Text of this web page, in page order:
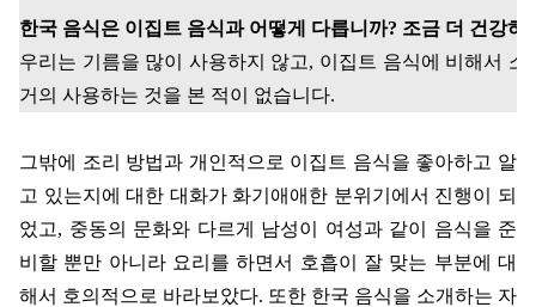
한국 음식은 이집트 음식과 어떻게 다릅니까? 조금 더 건강하
우리는 기름을 많이 사용하지 않고, 이집트 음식에 비해서 소
거의 사용하는 것을 본 적이 없습니다.
그밖에 조리 방법과 개인적으로 이집트 음식을 좋아하고 알
고 있는지에 대한 대화가 화기애애한 분위기에서 진행이 되
었고, 중동의 문화와 다르게 남성이 여성과 같이 음식을 준
비할 뿐만 아니라 요리를 하면서 호흡이 잘 맞는 부분에 대
해서 호의적으로 바라보았다. 또한 한국 음식을 소개하는 자